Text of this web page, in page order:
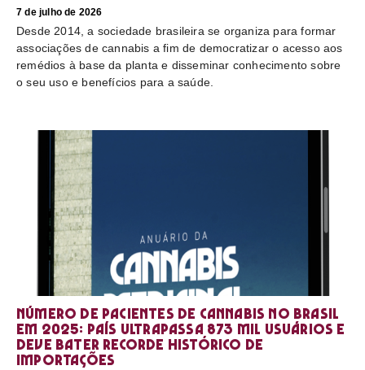
7 de julho de 2026
Desde 2014, a sociedade brasileira se organiza para formar
associações de cannabis a fim de democratizar o acesso aos
remédios à base da planta e disseminar conhecimento sobre
o seu uso e benefícios para a saúde.
Número de pacientes de cannabis no Brasil
em 2025: país ultrapassa 873 mil usuários e
deve bater recorde histórico de
importações